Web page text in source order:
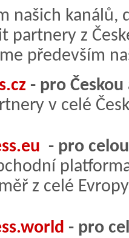
našich kanálů,
partnery z
především
- pro
v celé
- pro
z celé Evropy
- pro